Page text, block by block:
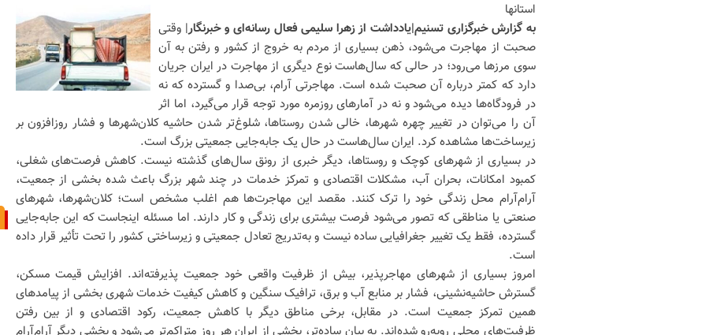
استانها
به گزارش خبرگزاری تسنیم|یادداشت از زهرا سلیمی فعال رسانه‌ای و خبرنگار| وقتی
صحبت از مهاجرت می‌شود، ذهن بسیاری از مردم به خروج از کشور و رفتن به آن
سوی مرزها می‌رود؛ در حالی که سال‌هاست نوع دیگری از مهاجرت در ایران جریان
دارد که کمتر درباره آن صحبت شده است. مهاجرتی آرام، بی‌صدا و گسترده که نه
در فرودگاه‌ها دیده می‌شود و نه در آمارهای روزمره مورد توجه قرار می‌گیرد، اما اثر
آن را می‌توان در تغییر چهره شهرها، خالی شدن روستاها، شلوغ‌تر شدن حاشیه کلان‌شهرها و فشار روزافزون بر
زیرساخت‌ها مشاهده کرد. ایران سال‌هاست در حال یک جابه‌جایی جمعیتی بزرگ است.
در بسیاری از شهرهای کوچک و روستاها، دیگر خبری از رونق سال‌های گذشته نیست. کاهش فرصت‌های شغلی،
کمبود امکانات، بحران آب، مشکلات اقتصادی و تمرکز خدمات در چند شهر بزرگ باعث شده بخشی از جمعیت،
آرام‌آرام محل زندگی خود را ترک کنند. مقصد این مهاجرت‌ها هم اغلب مشخص است؛ کلان‌شهرها، شهرهای
صنعتی یا مناطقی که تصور می‌شود فرصت بیشتری برای زندگی و کار دارند. اما مسئله اینجاست که این جابه‌جایی
گسترده، فقط یک تغییر جغرافیایی ساده نیست و به‌تدریج تعادل جمعیتی و زیرساختی کشور را تحت تأثیر قرار داده
است.
امروز بسیاری از شهرهای مهاجرپذیر، بیش از ظرفیت واقعی خود جمعیت پذیرفته‌اند. افزایش قیمت مسکن،
گسترش حاشیه‌نشینی، فشار بر منابع آب و برق، ترافیک سنگین و کاهش کیفیت خدمات شهری بخشی از پیامدهای
همین تمرکز جمعیت است. در مقابل، برخی مناطق دیگر با کاهش جمعیت، رکود اقتصادی و از بین رفتن